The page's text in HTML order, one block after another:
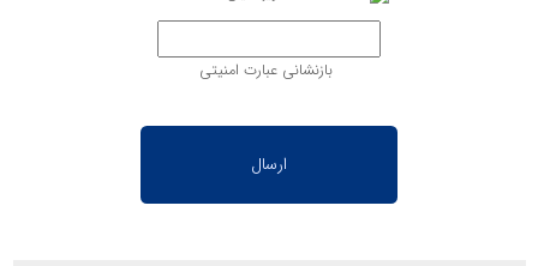
بازنشانی عبارت امنیتی